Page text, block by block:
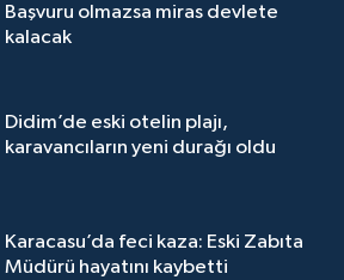
Başvuru olmazsa miras devlete
kalacak
Didim’de eski otelin plajı,
karavancıların yeni durağı oldu
Karacasu’da feci kaza: Eski Zabıta
Müdürü hayatını kaybetti